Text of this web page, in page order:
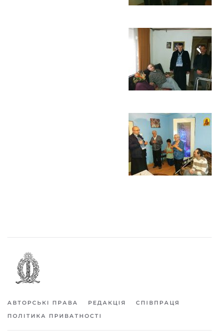
АВТОРСЬКІ ПРАВА РЕДАКЦІЯ
СПІВПРАЦЯ
ПОЛІТИКА ПРИВАТНОСТІ